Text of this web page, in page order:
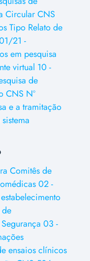
Circular CNS
Tipo Relato de
21 -
em pesquisa
virtual 10 -
de
CNS Nº
e a tramitação
Comitês de
02 -
03 -
ensaios clínicos